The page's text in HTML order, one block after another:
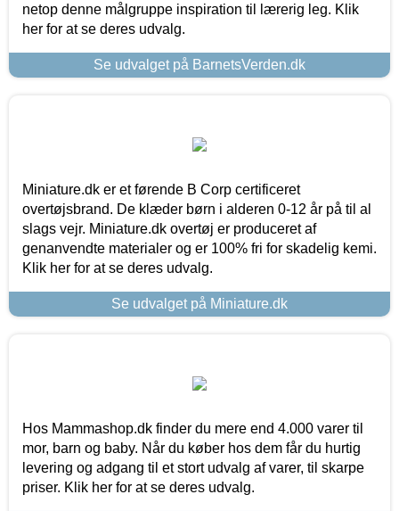
netop denne målgruppe inspiration til lærerig leg. Klik
her for at se deres udvalg.
Se udvalget på BarnetsVerden.dk
Miniature.dk er et førende B Corp certificeret
overtøjsbrand. De klæder børn i alderen 0-12 år på til al
slags vejr. Miniature.dk overtøj er produceret af
genanvendte materialer og er 100% fri for skadelig kemi.
Klik her for at se deres udvalg.
Se udvalget på Miniature.dk
Hos Mammashop.dk finder du mere end 4.000 varer til
mor, barn og baby. Når du køber hos dem får du hurtig
levering og adgang til et stort udvalg af varer, til skarpe
priser. Klik her for at se deres udvalg.